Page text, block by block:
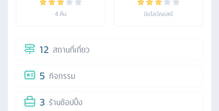
4 คืน บินโลว์คอสต์
12 สถานที่เที่ยว
5 กิจกรรม
3 ร้านช้อปปิ้ง